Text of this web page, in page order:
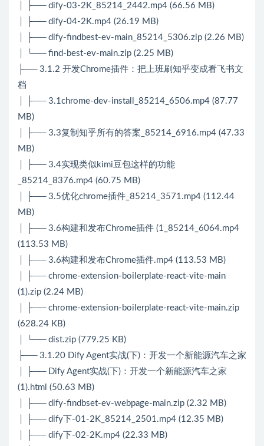
│ ├── dify-03-2K_85214_2442.mp4 (66.56 MB)
│ ├── dify-04-2K.mp4 (26.19 MB)
│ ├── dify-findbest-ev-main_85214_5306.zip (2.26 MB)
│ └── find-best-ev-main.zip (2.25 MB)
├── 3.1.2 开发Chrome插件：把上班刷知乎变成看飞书文
档
│ ├── 3.1chrome-dev-install_85214_6506.mp4 (87.77
MB)
│ ├── 3.3复制知乎所有的答案_85214_6916.mp4 (47.33
MB)
│ ├── 3.4实现类似kimi豆包这样的功能
_85214_8376.mp4 (60.75 MB)
│ ├── 3.5优化chrome插件_85214_3571.mp4 (112.44
MB)
│ ├── 3.6构建和发布Chrome插件 (1_85214_6064.mp4
(113.53 MB)
│ ├── 3.6构建和发布Chrome插件.mp4 (113.53 MB)
│ ├── chrome-extension-boilerplate-react-vite-main
(1).zip (2.24 MB)
│ ├── chrome-extension-boilerplate-react-vite-main.zip
(628.24 KB)
│ └── dist.zip (779.25 KB)
├── 3.1.20 Dify Agent实战(下)：开发一个新能源汽车之家
│ ├── Dify Agent实战(下)：开发一个新能源汽车之家
(1).html (50.63 MB)
│ ├── dify-findbset-ev-webpage-main.zip (2.32 MB)
│ ├── dify下-01-2K_85214_2501.mp4 (12.35 MB)
│ ├── dify下-02-2K.mp4 (22.33 MB)